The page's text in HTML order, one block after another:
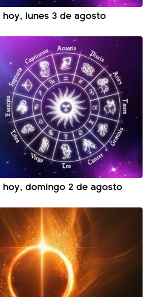
lunes 3 de agosto
domingo 2 de agosto